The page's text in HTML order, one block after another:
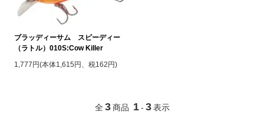
ブラッディーサム スピーディー
（ラトル）010S:Cow Killer
1,777円(本体1,615円、税162円)
全 3 商品 1 - 3 表示